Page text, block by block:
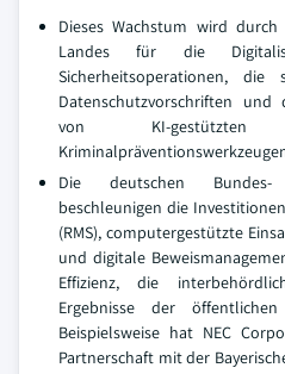
Dieses Wachstum wird
Landes für die
Sicherheitsoperationen,
Datenschutzvorschriften
von KI-
Die deutschen Bundes-
beschleunigen die
(RMS), computergestützte
und digitale
Effizienz, die
Ergebnisse der
Beispielsweise hat NEC
Partnerschaft mit der